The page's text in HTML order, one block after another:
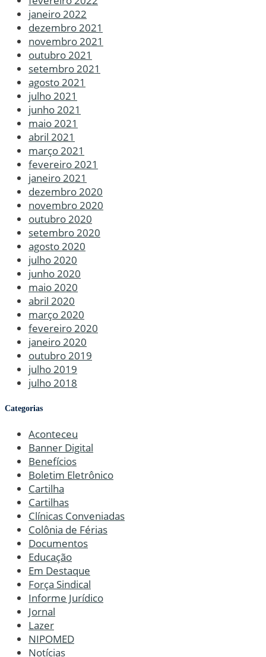
janeiro 2022
dezembro 2021
novembro 2021
outubro 2021
setembro 2021
agosto 2021
julho 2021
junho 2021
maio 2021
abril 2021
março 2021
fevereiro 2021
janeiro 2021
dezembro 2020
novembro 2020
outubro 2020
setembro 2020
agosto 2020
julho 2020
junho 2020
maio 2020
abril 2020
março 2020
fevereiro 2020
janeiro 2020
outubro 2019
julho 2019
julho 2018
Categorias
Aconteceu
Banner Digital
Benefícios
Boletim Eletrônico
Cartilha
Cartilhas
Clínicas Conveniadas
Colônia de Férias
Documentos
Educação
Em Destaque
Força Sindical
Informe Jurídico
Jornal
Lazer
NIPOMED
Notícias